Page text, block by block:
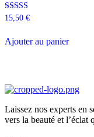
Note
15,50 €
Ajouter au panier
Laissez nos experts en
vers la beauté et l’éclat